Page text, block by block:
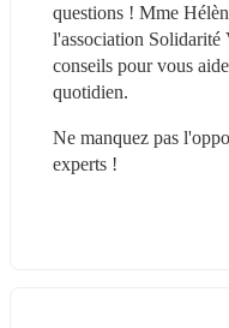
questions ! Mme
l'association Solidarité
conseils pour vous
quotidien.
Ne manquez pas
experts !